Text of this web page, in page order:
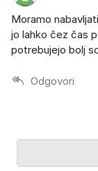
Moramo
jo lahko čez čas
potrebujejo bolj
Odgovori